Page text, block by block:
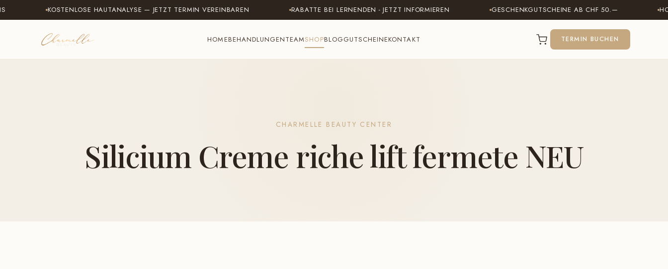
KOSTENLOSE HAUTANALYSE — JETZT TERMIN VEREINBAREN RABATTE BEI LERNENDEN - JETZT INFORMIEREN GESCHENKGUTSCHEINE AB CHF 50.—
HOMEBEHANDLUNGENTEAMSHOPBLOGGUTSCHEINEKONTAKT TERMIN BUCHEN
CHARMELLE BEAUTY CENTER
Silicium Creme riche lift fermete NEU